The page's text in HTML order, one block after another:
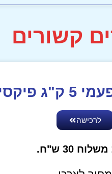
קשורים
פיקסי
לרכישה
30 ש"ח.